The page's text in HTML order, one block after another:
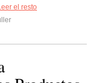
el resto